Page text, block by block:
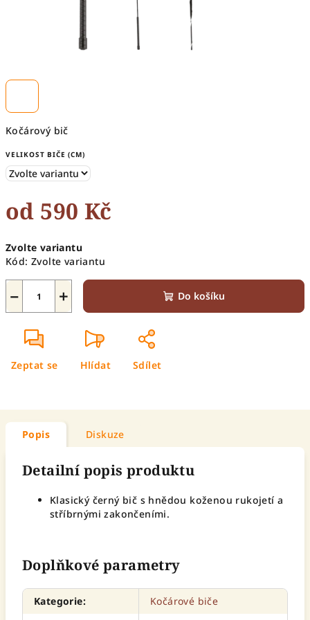
Kočárový bič
VELIKOST BIČE (CM)
od 590 Kč
cena:
Zvolte variantu
Kód: Zvolte variantu
+
− Do košíku
Zeptat se Hlídat Sdílet
Popis Diskuze
Detailní popis produktu
Klasický černý bič s hnědou koženou rukojetí a
stříbrnými zakončeními.
Doplňkové parametry
Kategorie:
Kočárové biče